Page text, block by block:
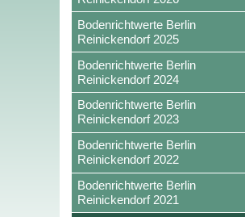
Bodenrichtwerte Berlin
Reinickendorf 2025
Bodenrichtwerte Berlin
Reinickendorf 2024
Bodenrichtwerte Berlin
Reinickendorf 2023
Bodenrichtwerte Berlin
Reinickendorf 2022
Bodenrichtwerte Berlin
Reinickendorf 2021